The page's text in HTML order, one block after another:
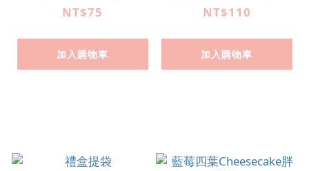
NT$75
加入購物車
NT$110
加入購物車